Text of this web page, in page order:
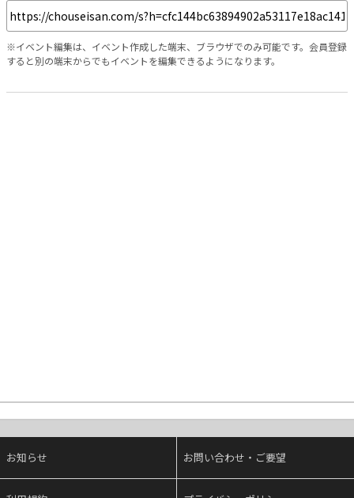
※イベント編集は、イベント作成した端末、ブラウザでのみ可能です。会員登録
すると別の端末からでもイベントを編集できるようになります。
お知らせ お問い合わせ・ご要望